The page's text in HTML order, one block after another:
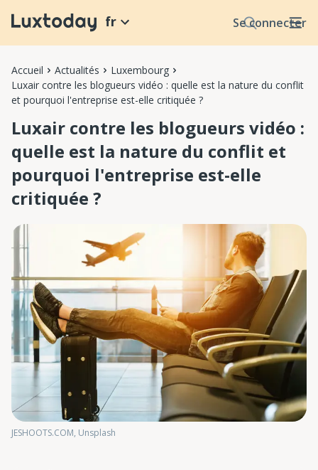
Se connecter
fr
Accueil Actualités
Luxembourg
Luxair contre les blogueurs vidéo : quelle est la nature du conflit
et pourquoi l'entreprise est-elle critiquée ?
Luxair contre les blogueurs vidéo :
quelle est la nature du conflit et
pourquoi l'entreprise est-elle
critiquée ?
JESHOOTS.COM, Unsplash